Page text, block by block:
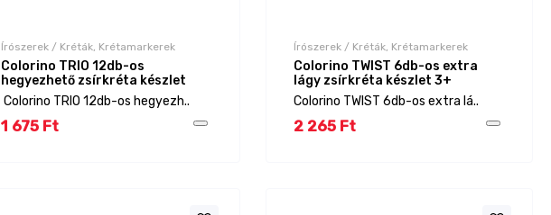
Írószerek / Kréták, Krétamarkerek
Colorino TRIO 12db-os
hegyezhető zsírkréta készlet
Colorino TRIO 12db-os hegyezh..
1 675 Ft
Írószerek / Kréták, Krétamarkerek
Colorino TWIST 6db-os extra
lágy zsírkréta készlet 3+
Colorino TWIST 6db-os extra lá..
2 265 Ft